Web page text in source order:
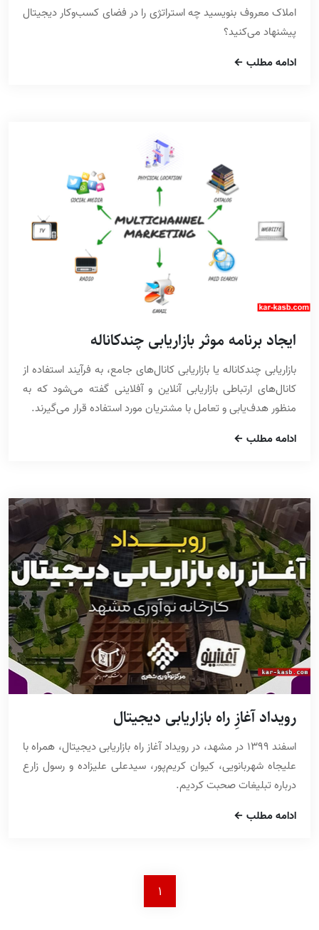
املاک معروف بنویسید چه استراتژی را در فضای کسب‌وکار دیجیتال
پیشنهاد می‌کنید؟
ادامه مطلب
ایجاد برنامه موثر بازاریابی چندکاناله
بازاریابی چندکاناله یا بازاریابی کانال‌های جامع، به فرآیند استفاده از
کانال‌های ارتباطی بازاریابی آنلاین و آفلاینی گفته می‌شود که به
منظور هدف‌یابی و تعامل با مشتریان مورد استفاده قرار می‌گیرند.
ادامه مطلب
رویداد آغازِ راه بازاریابی دیجیتال
اسفند 1399 در مشهد، در رویداد آغاز راه بازاریابی دیجیتال، همراه با
علیجاه شهربانویی، کیوان کریم‌پور، سیدعلی علیزاده و رسول زارع
درباره تبلیغات صحبت کردیم.
ادامه مطلب
1